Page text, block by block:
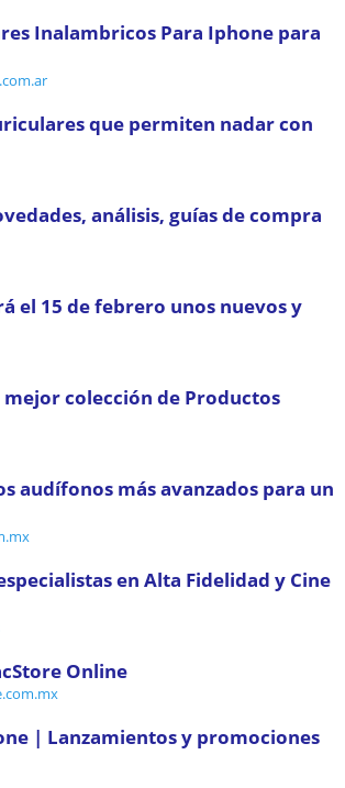
Inalambricos Para Iphone para
que permiten nadar con
análisis, guías de compra
el 15 de febrero unos nuevos y
mejor colección de Productos
audífonos más avanzados para un
en Alta Fidelidad y Cine
Online
| Lanzamientos y promociones